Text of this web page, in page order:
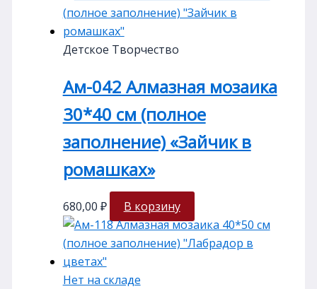
Детское Творчество
Ам-042 Алмазная мозаика
30*40 см (полное
заполнение) «Зайчик в
ромашках»
680,00 ₽ В корзину
Нет на складе